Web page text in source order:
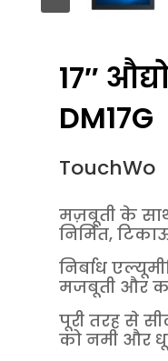
17″
DM17G
TouchWo
मज़बूती के
निर्मित,
निर्बाध
मजबूती और
पूरी तरह से
को नमी और